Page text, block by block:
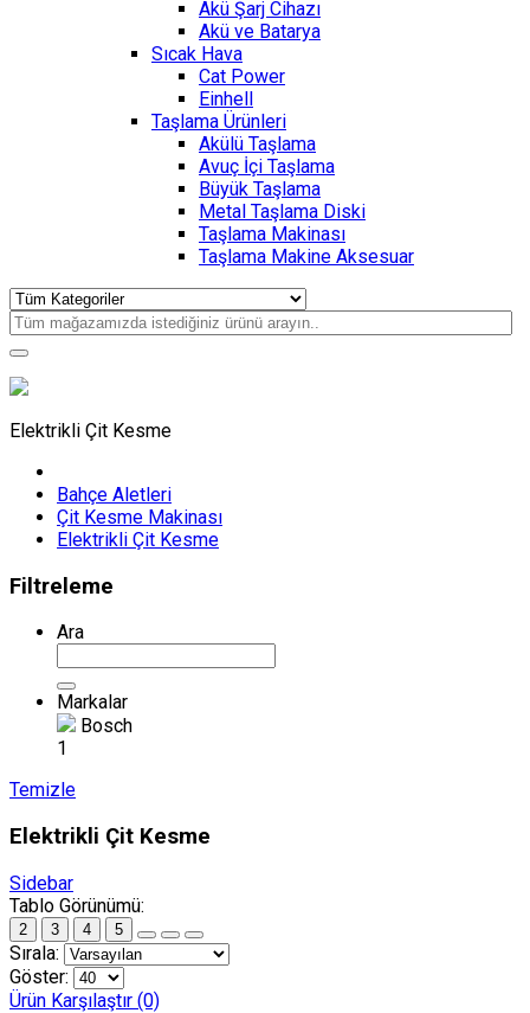
Akü Şarj Cihazı
Akü ve Batarya
Sıcak Hava
Cat Power
Einhell
Taşlama Ürünleri
Akülü Taşlama
Avuç İçi Taşlama
Büyük Taşlama
Metal Taşlama Diski
Taşlama Makinası
Taşlama Makine Aksesuar
Elektrikli Çit Kesme
Bahçe Aletleri
Çit Kesme Makinası
Elektrikli Çit Kesme
Filtreleme
Ara
Markalar
Bosch
1
Temizle
Elektrikli Çit Kesme
Sidebar
Tablo Görünümü:
2 3 4 5
Sırala:
Göster:
Ürün Karşılaştır (0)